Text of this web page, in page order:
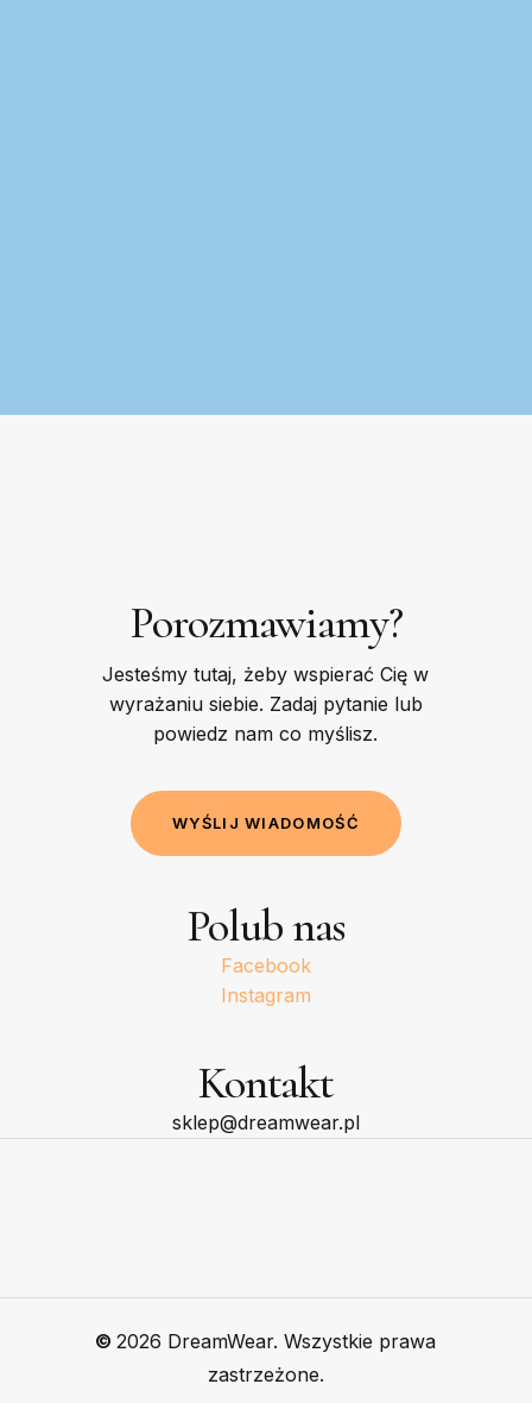
Porozmawiamy?
Jesteśmy tutaj, żeby wspierać Cię w
wyrażaniu siebie. Zadaj pytanie lub
powiedz nam co myślisz.
WYŚLI J WIADOMOŚĆ
Polub nas
Facebook
Instagram
Kontakt
sklep@dreamwear.pl
©2026 DreamWear. Wszystkie prawa
zastrzeżone.